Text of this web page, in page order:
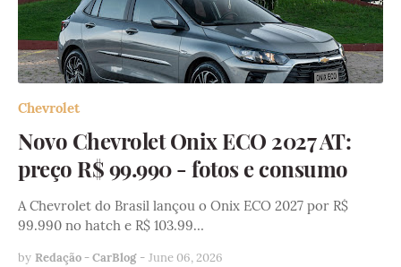
Chevrolet
Novo Chevrolet Onix ECO 2027 AT:
preço R$ 99.990 - fotos e consumo
A Chevrolet do Brasil lançou o Onix ECO 2027 por R$
99.990 no hatch e R$ 103.99…
by Redação - CarBlog - June 06, 2026